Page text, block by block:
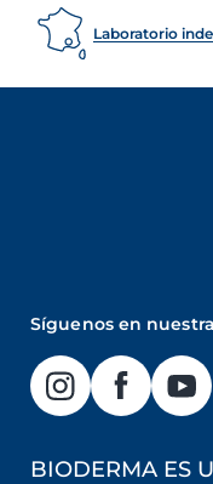
Laboratorio
Síguenos en
BIODERMA ES